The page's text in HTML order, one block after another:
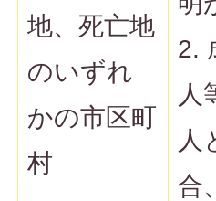
地、死亡地
のいずれ
かの市区町
村
2.
人
人
合